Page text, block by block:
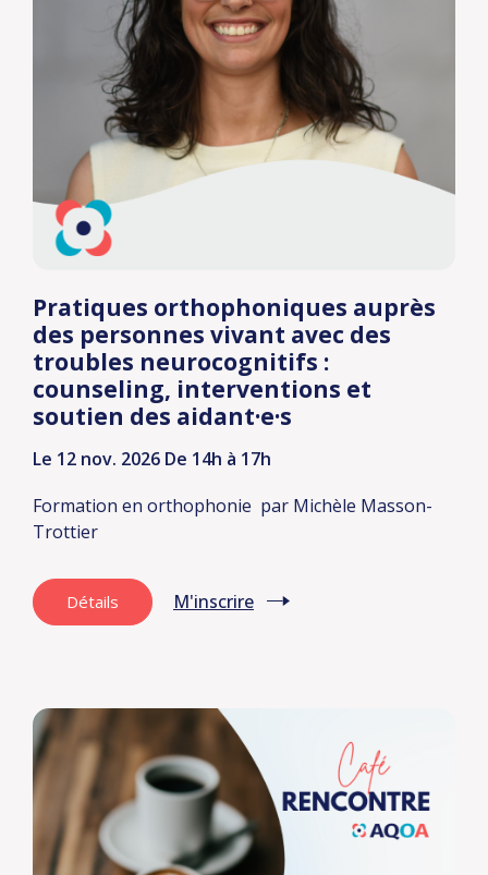
Pratiques orthophoniques auprès
des personnes vivant avec des
troubles neurocognitifs :
counseling, interventions et
soutien des aidant·e·s
Le 12 nov. 2026 De 14h à 17h
Formation en orthophonie par Michèle Masson-
Trottier
Détails M'inscrire